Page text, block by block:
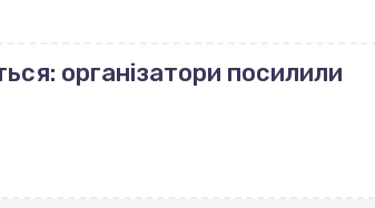
організатори посилили